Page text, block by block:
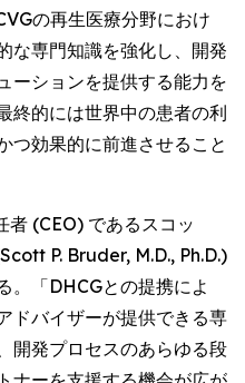
の再生医療分野におけ
な専門知識を強化し、開発
ーションを提供する能力を
終的には世界中の患者の利
つ効果的に前進させること
者 (CEO) であるスコッ
P. Bruder, M.D., Ph.D.)
。「DHCGとの提携によ
ドバイザーが提供できる専
開発プロセスのあらゆる段